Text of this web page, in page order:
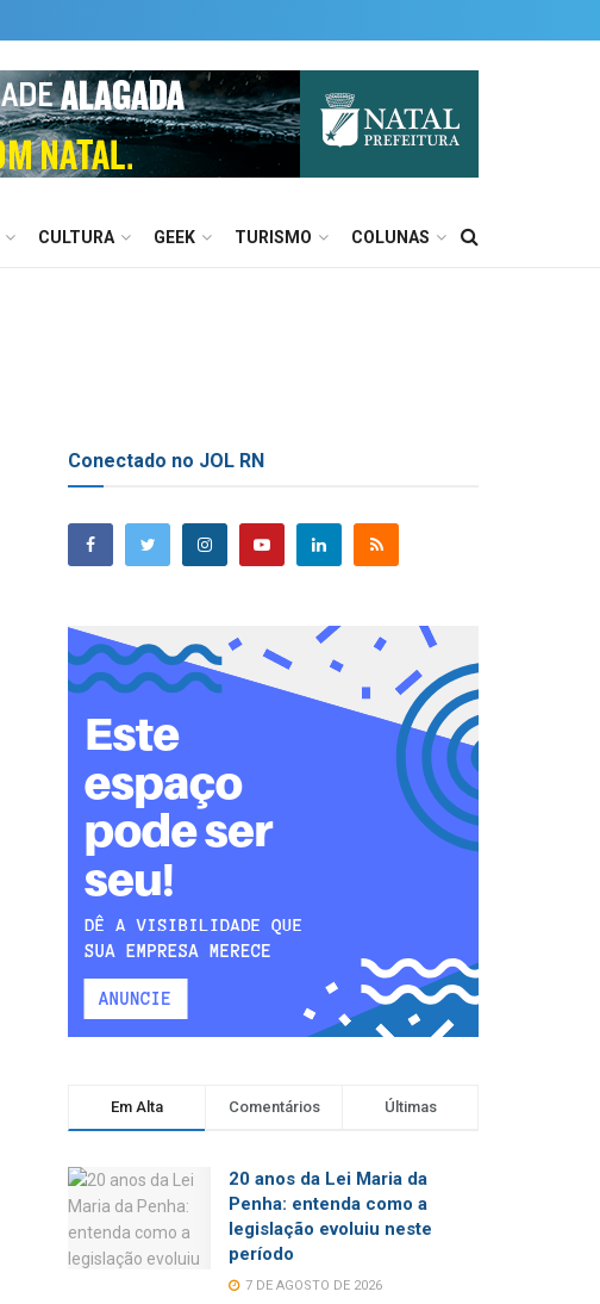
CULTURA GEEK TURISMO COLUNAS
Conectado no JOL RN
Em Alta Comentários Últimas
20 anos da Lei Maria da
Penha: entenda como a
legislação evoluiu neste
período
7 DE AGOSTO DE 2026